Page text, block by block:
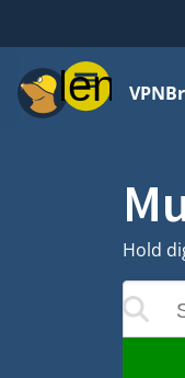
MenuVPN
Hold
Søg i
opdateres,